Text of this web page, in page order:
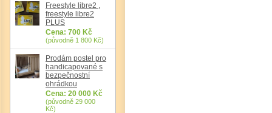
Freestyle libre2 ,
freestyle libre2
PLUS
Cena: 700 Kč
(původně 1 800 Kč)
Prodám postel pro
handicapované s
bezpečnostní
ohrádkou
Cena: 20 000 Kč
(původně 29 000
Kč)